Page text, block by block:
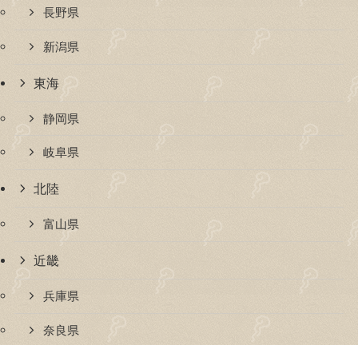
長野県
新潟県
東海
静岡県
岐阜県
北陸
富山県
近畿
兵庫県
奈良県